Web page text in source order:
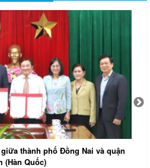
thành phố Đồng Nai và quận
(Hàn Quốc)